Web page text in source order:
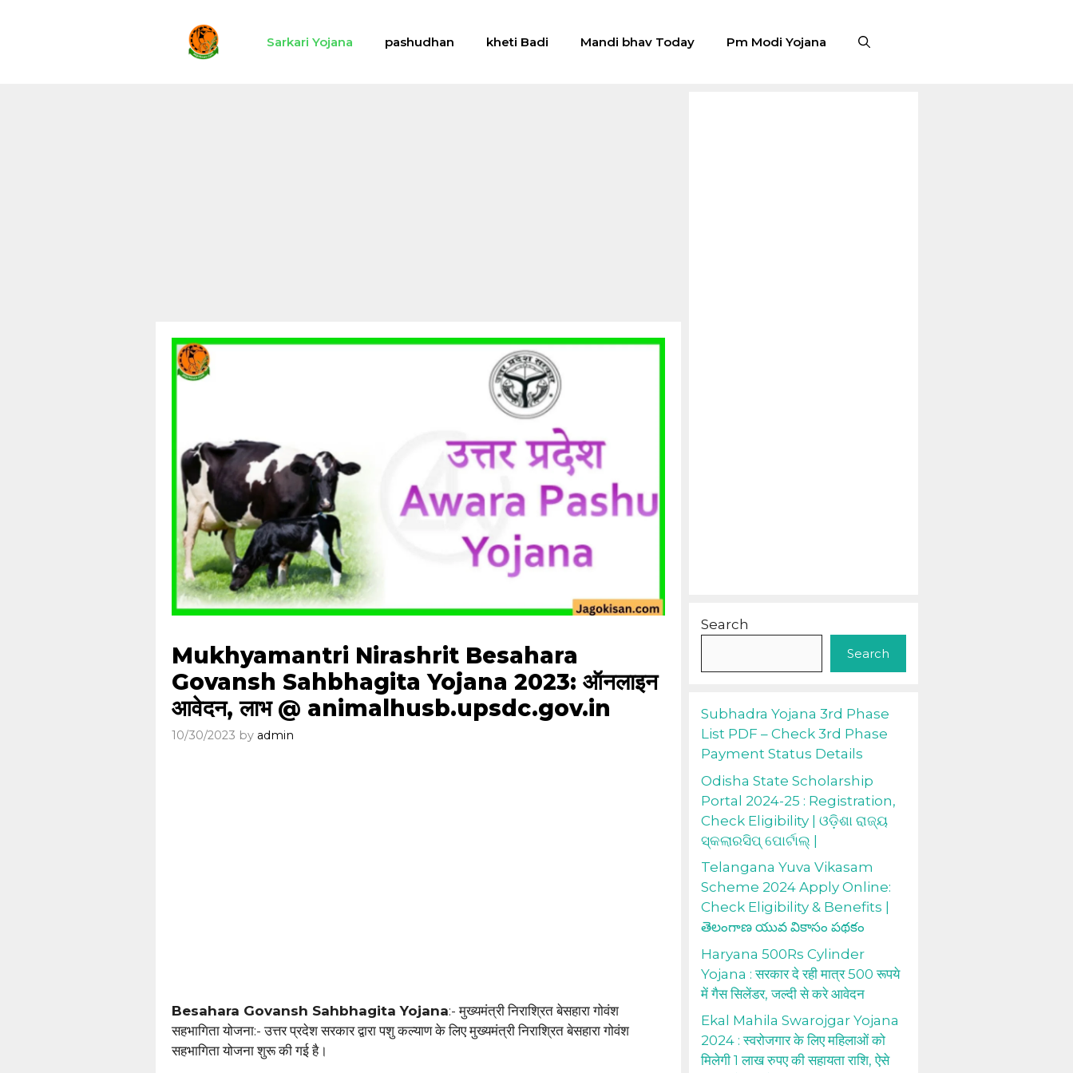
Sarkari Yojana pashudhan kheti Badi Mandi bhav Today Pm Modi Yojana
Mukhyamantri Nirashrit Besahara
Govansh Sahbhagita Yojana 2023: ऑनलाइन
आवेदन, लाभ @ animalhusb.upsdc.gov.in
10/30/2023 by admin
Besahara Govansh Sahbhagita Yojana:- मुख्यमंत्री निराश्रित बेसहारा गोवंश
सहभागिता योजना:- उत्तर प्रदेश सरकार द्वारा पशु कल्याण के लिए मुख्यमंत्री निराश्रित बेसहारा गोवंश
सहभागिता योजना शुरू की गई है।
Search
Search
Subhadra Yojana 3rd Phase
List PDF – Check 3rd Phase
Payment Status Details
Odisha State Scholarship
Portal 2024-25 : Registration,
Check Eligibility | ଓଡ଼ିଶା ରାଜ୍ୟ
ସ୍କଲାରସିପ୍ ପୋର୍ଟାଲ୍ |
Telangana Yuva Vikasam
Scheme 2024 Apply Online:
Check Eligibility & Benefits |
తెలంగాణ యువ వికాసం పథకం
Haryana 500Rs Cylinder
Yojana : सरकार दे रही मात्र 500 रूपये
में गैस सिलेंडर, जल्दी से करे आवेदन
Ekal Mahila Swarojgar Yojana
2024 : स्वरोजगार के लिए महिलाओं को
मिलेगी 1 लाख रुपए की सहायता राशि, ऐसे